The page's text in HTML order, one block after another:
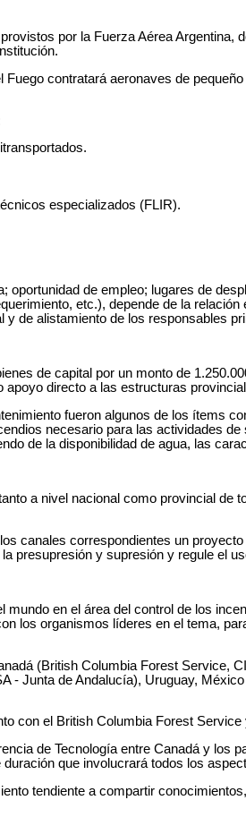
por la Fuerza Aérea Argentina,
contratará aeronaves de
especializados (FLIR).
de empleo; lugares de
etc.), depende de la
de alistamiento de los responsables
de capital por un monto de
directo a las estructuras
fueron algunos de los ítems
necesario para las actividades
de la disponibilidad de agua, las
a nivel nacional como provincial de
canales correspondientes un
presupresión y supresión y regule el
en el área del control de los
los organismos líderes en el tema,
(British Columbia Forest Service,
Junta de Andalucía), Uruguay,
con el British Columbia Forest Service
de Tecnología entre Canadá y los
que involucrará todos los
tendiente a compartir